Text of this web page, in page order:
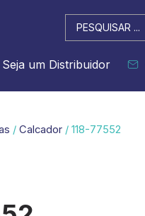
Pesquisar
...
Seja um Distribuidor
/ Calcador / 118-77552